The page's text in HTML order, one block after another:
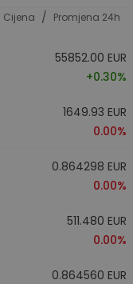
Cijena / Promjena 24h
55852.00 EUR
+0.30%
1649.93 EUR
0.00%
0.864298 EUR
0.00%
511.480 EUR
0.00%
0.864560 EUR